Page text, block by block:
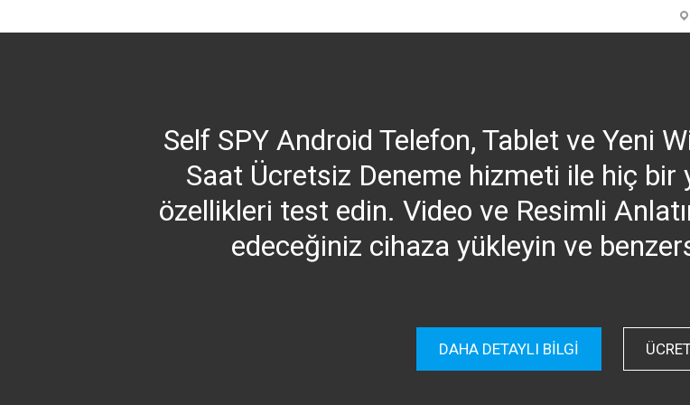
to
Self SPY Android Telefon, Tablet ve Yeni
Saat Ücretsiz Deneme hizmeti ile hiç bir
özellikleri test edin. Video ve Resimli
edeceğiniz cihaza yükleyin ve
DAHA DETAYLI BİLGİ